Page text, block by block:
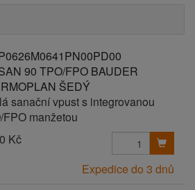
90 TPO/FPO BAUDER
ŠEDÝ
sanační vpust s integrovanou
FPO manžetou
Kč
Expedice do 3 dnů